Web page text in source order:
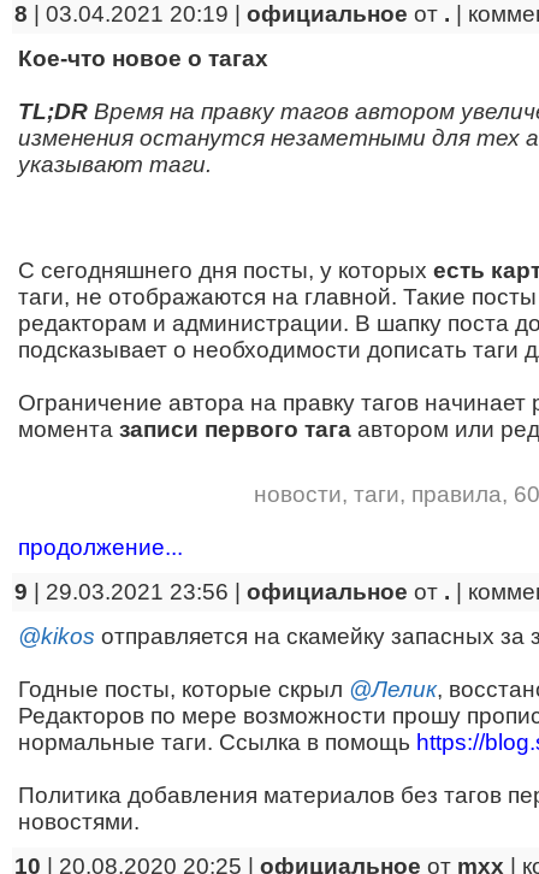
8 | 03.04.2021 20:19 | официальное от .
Кое-что новое о тагах
TL;DR Время на правку тагов автором
изменения останутся незаметными для тех
указывают таги.
С сегодняшнего дня посты, у которых есть
таги, не отображаются на главной. Такие
редакторам и администрации. В шапку поста
подсказывает о необходимости дописать таги
Ограничение автора на правку тагов начинает
момента записи первого тага автором или
новости, таги, правила,
продолжение...
9 | 29.03.2021 23:56 | официальное от .
@kikos отправляется на скамейку запасных за
Годные посты, которые скрыл @Лелик,
Редакторов по мере возможности прошу
нормальные таги. Ссылка в помощь https://
Политика добавления материалов без тагов
новостями.
10 | 20.08.2020 20:25 | официальное от mxx